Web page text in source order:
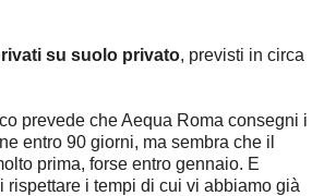
su suolo privato, previsti in circa
prevede che Aequa Roma consegni i
entro 90 giorni, ma sembra che il
prima, forse entro gennaio. E
rispettare i tempi di cui vi abbiamo già